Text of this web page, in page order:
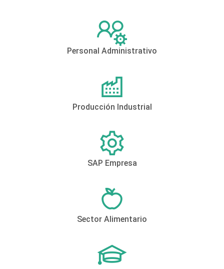
Personal Administrativo
Producción Industrial
SAP Empresa
Sector Alimentario